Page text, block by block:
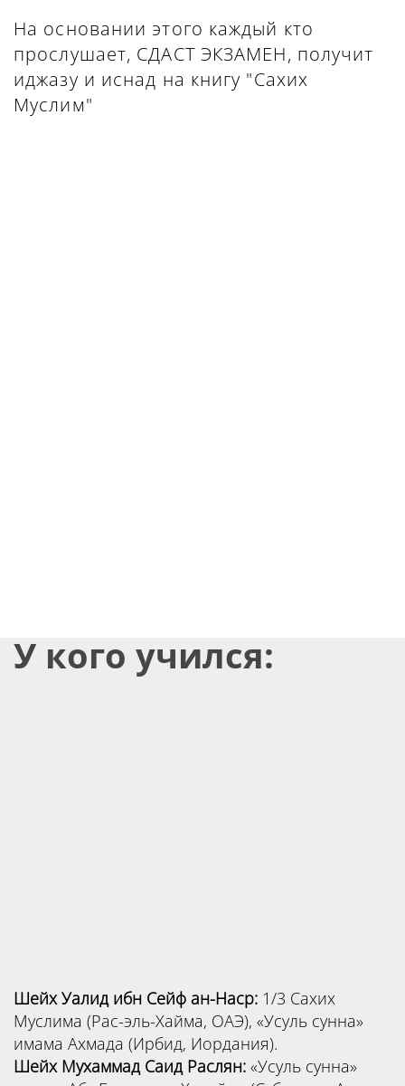
На основании этого каждый кто
прослушает, СДАСТ ЭКЗАМЕН, получит
иджазу и иснад на книгу "Сахих
Муслим"
У кого учился:
Шейх Уалид ибн Сейф ан-Наср: 1/3 Сахих
Муслима (Рас-эль-Хайма, ОАЭ), «Усуль сунна»
имама Ахмада (Ирбид, Иордания).
Шейх Мухаммад Саид Раслян: «Усуль сунна»